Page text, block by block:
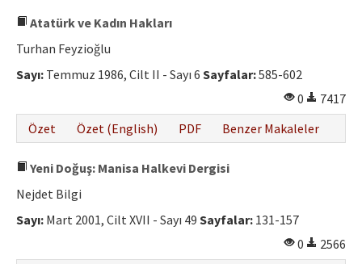
Yayın İlkeleri
Etik İlkeler
Yazar Rehberi
Hakem Rehberi
Atatürk ve Kadın Hakları
Turhan Feyzioğlu
Sayı: Temmuz 1986, Cilt II - Sayı 6 Sayfalar:585-602
0
7417
Özet
Özet (English) PDF Benzer Makaleler
Yeni Doğuş: Manisa Halkevi Dergisi
Nejdet Bilgi
Sayı: Mart 2001, Cilt XVII - Sayı 49 Sayfalar: 131-157
0
2566